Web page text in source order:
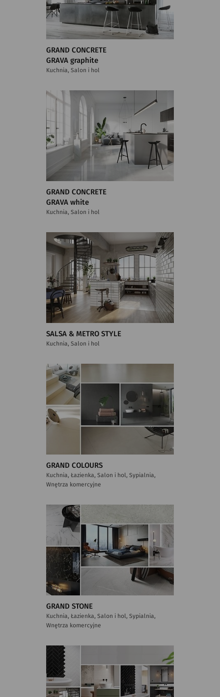
GRAND CONCRETE
GRAVA graphite
Kuchnia, Salon i hol
GRAND CONCRETE
GRAVA white
Kuchnia, Salon i hol
SALSA & METRO STYLE
Kuchnia, Salon i hol
GRAND COLOURS
Kuchnia, Łazienka, Salon i hol, Sypialnia,
Wnętrza komercyjne
GRAND STONE
Kuchnia, Łazienka, Salon i hol, Sypialnia,
Wnętrza komercyjne